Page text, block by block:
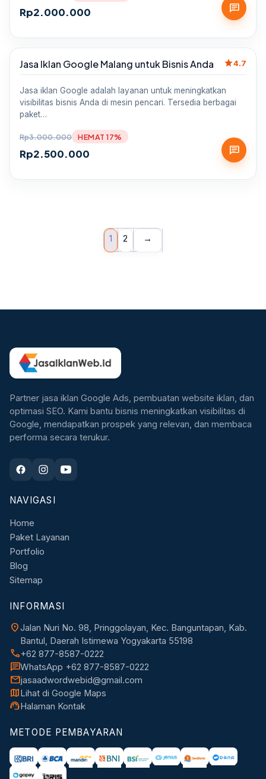
Rp2.000.000 chat
Sale
Jasa Iklan Google Malang untuk Bisnis Anda star4.7
Jasa iklan Google adalah layanan untuk meningkatkan
visibilitas bisnis Anda di mesin pencari. Tersedia berbagai
paket…
Rp3.000.000
Rp2.500.000
HEMAT 17%
chat
1 2 →
Partner jasa iklan Google Ads, pembuatan website iklan, dan
optimasi SEO. Kami bantu bisnis meningkatkan visibilitas di
Google, mendapatkan prospek yang relevan, dan membaca
performa secara terukur.
NAVIGASI
Home
Paket Layanan
Portfolio
Blog
Sitemap
INFORMASI
location_onJalan Nuri No. 98, Pringgolayan, Kec. Banguntapan, Kab.
Bantul, Daerah Istimewa Yogyakarta 55198
call+62 877-8587-0222
chatWhatsApp +62 877-8587-0222
mailjasaadwordwebid@gmail.com
mapLihat di Google Maps
support_agentHalaman Kontak
METODE PEMBAYARAN